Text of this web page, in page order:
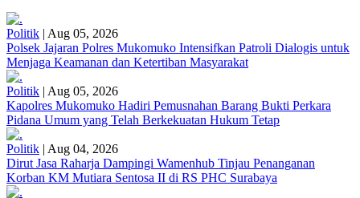
Politik | Aug 05, 2026
Polsek Jajaran Polres Mukomuko Intensifkan Patroli Dialogis untuk
Menjaga Keamanan dan Ketertiban Masyarakat
Politik | Aug 05, 2026
Kapolres Mukomuko Hadiri Pemusnahan Barang Bukti Perkara
Pidana Umum yang Telah Berkekuatan Hukum Tetap
Politik | Aug 04, 2026
Dirut Jasa Raharja Dampingi Wamenhub Tinjau Penanganan
Korban KM Mutiara Sentosa II di RS PHC Surabaya